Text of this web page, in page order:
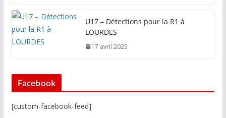
U17 – Détections pour la R1 à
LOURDES
17 avril 2025
Facebook
[custom-facebook-feed]